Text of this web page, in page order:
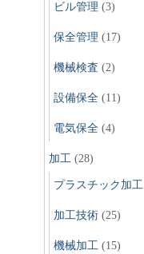
ビル管理 (3)
保全管理 (17)
機械検査 (2)
設備保全 (11)
電気保全 (4)
加工 (28)
プラスチック加工
加工技術 (25)
機械加工 (15)